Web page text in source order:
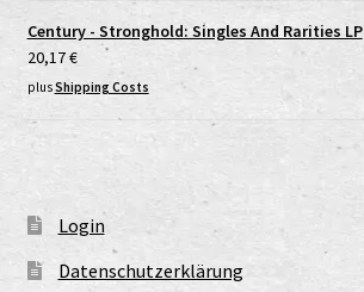
Century - Stronghold: Singles And Rarities LP
20,17€
plusShipping Costs
Login
Datenschutzerklärung